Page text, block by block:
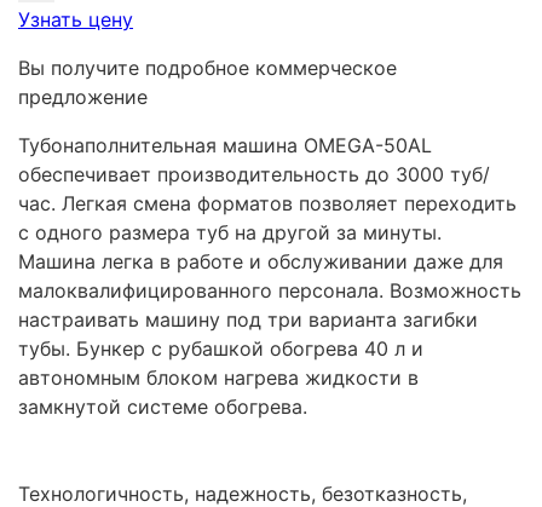
Узнать цену
Вы получите подробное коммерческое
предложение
Тубонаполнительная машина OMEGA-50AL
обеспечивает производительность до 3000 туб/
час. Легкая смена форматов позволяет переходить
с одного размера туб на другой за минуты.
Машина легка в работе и обслуживании даже для
малоквалифицированного персонала. Возможность
настраивать машину под три варианта загибки
тубы. Бункер с рубашкой обогрева 40 л и
автономным блоком нагрева жидкости в
замкнутой системе обогрева.
Технологичность, надежность, безотказность,